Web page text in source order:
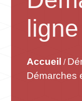
ligne
Accueil /
Démarches